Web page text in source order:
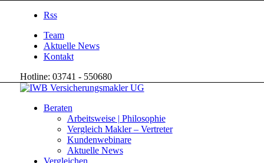
Rss
Team
Aktuelle News
Kontakt
Hotline: 03741 - 550680
Beraten
Arbeitsweise | Philosophie
Vergleich Makler – Vertreter
Kundenwebinare
Aktuelle News
Vergleichen